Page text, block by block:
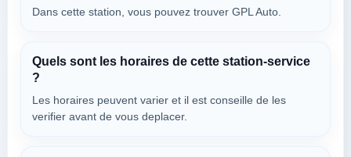
Estrada Nacional 10 Rio Figueira Setubal
2900-657
Dans cette station, vous pouvez trouver GPL Auto.
Quels sont les horaires de cette station-service
?
Les horaires peuvent varier et il est conseille de les
verifier avant de vous deplacer.